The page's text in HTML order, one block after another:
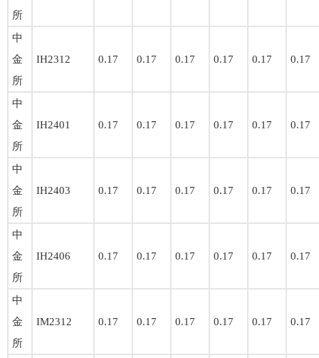
所
中
金
所
IH2312 0.17 0.17 0.17 0.17 0.17 0.17
中
金
所
IH2401 0.17 0.17 0.17 0.17 0.17 0.17
中
金
所
IH2403 0.17 0.17 0.17 0.17 0.17 0.17
中
金
所
IH2406 0.17 0.17 0.17 0.17 0.17 0.17
中
金
所
IM2312 0.17 0.17 0.17 0.17 0.17 0.17